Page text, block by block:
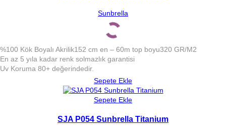
Sunbrella
%100 Kök Boyalı Akrilik152 cm en – 60m top boyu320 GR/M2
En az 5 yıla kadar renk solmazlık garantisi
Uv Koruma 80+ değerindedir.
Sepete Ekle
Sepete Ekle
SJA P054 Sunbrella Titanium